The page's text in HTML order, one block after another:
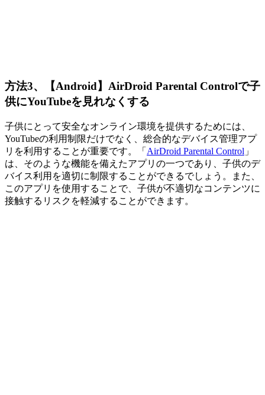
方法3、【Android】AirDroid Parental Controlで子
供にYouTubeを見れなくする
子供にとって安全なオンライン環境を提供するためには、
YouTubeの利用制限だけでなく、総合的なデバイス管理アプ
リを利用することが重要です。「 AirDroid Parental Control 」
は、そのような機能を備えたアプリの一つであり、子供のデ
バイス利用を適切に制限することができるでしょう。また、
このアプリを使用することで、子供が不適切なコンテンツに
接触するリスクを軽減することができます。